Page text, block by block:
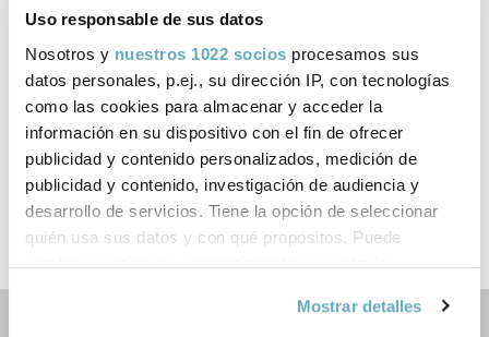
Uso responsable de sus datos
Nosotros y nuestros 1022 socios procesamos sus
datos personales, p.ej., su dirección IP, con tecnologías
como las cookies para almacenar y acceder la
información en su dispositivo con el fin de ofrecer
publicidad y contenido personalizados, medición de
publicidad y contenido, investigación de audiencia y
desarrollo de servicios. Tiene la opción de seleccionar
quién usa sus datos y con qué propósitos. Puede
cambiar o retirar su consentimiento en cualquier
Mostrar detalles
Formato:140 x 220 mm
Año de publicación:Mayo 2024
Documentos relacionados
Nota de prensa